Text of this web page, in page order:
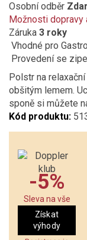
Osobní odběr
Možnosti dopravy
Záruka 3 roky
Vhodné pro Gastro
Provedení se
Polstr na
obšitým lemem.
sponě si můžete
Kód produktu:
-5%
Sleva na vše
Získat
výhody